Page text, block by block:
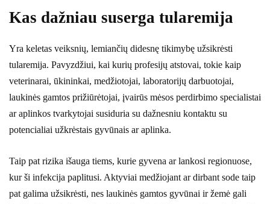
Kas dažniau suserga tularemija
Yra keletas veiksnių, lemiančių didesnę tikimybę užsikrėsti
tularemija. Pavyzdžiui, kai kurių profesijų atstovai, tokie kaip
veterinarai, ūkininkai, medžiotojai, laboratorijų darbuotojai,
laukinės gamtos prižiūrėtojai, įvairūs mėsos perdirbimo specialistai
ar aplinkos tvarkytojai susiduria su dažnesniu kontaktu su
potencialiai užkrėstais gyvūnais ar aplinka.
Taip pat rizika išauga tiems, kurie gyvena ar lankosi regionuose,
kur ši infekcija paplitusi. Aktyviai medžiojant ar dirbant sode taip
pat galima užsikrėsti, nes laukinės gamtos gyvūnai ir žemė gali